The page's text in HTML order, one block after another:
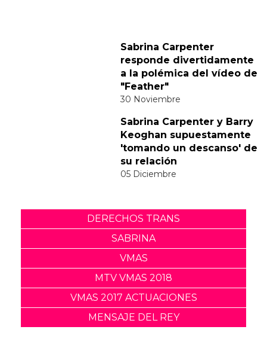
Sabrina Carpenter
responde divertidamente
a la polémica del vídeo de
30 Noviembre
Sabrina Carpenter y Barry
Keoghan supuestamente
'tomando un descanso' de
DERECHOS TRANS
SABRINA
VMAS
MTV VMAS 2018
VMAS 2017 ACTUACIONES